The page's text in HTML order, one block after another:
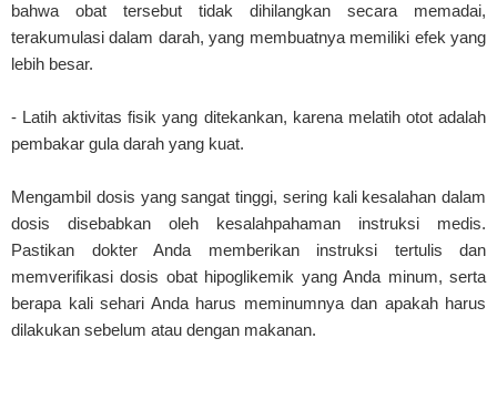
bahwa obat tersebut tidak dihilangkan secara memadai,
terakumulasi dalam darah, yang membuatnya memiliki efek yang
lebih besar.
- Latih aktivitas fisik yang ditekankan, karena melatih otot adalah
pembakar gula darah yang kuat.
Mengambil dosis yang sangat tinggi, sering kali kesalahan dalam
dosis disebabkan oleh kesalahpahaman instruksi medis.
Pastikan dokter Anda memberikan instruksi tertulis dan
memverifikasi dosis obat hipoglikemik yang Anda minum, serta
berapa kali sehari Anda harus meminumnya dan apakah harus
dilakukan sebelum atau dengan makanan.